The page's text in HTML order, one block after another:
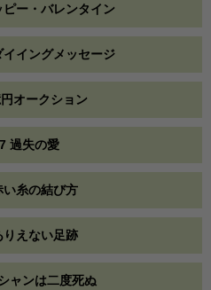
ー・バレンタイン
イングメッセージ
オークション
過失の愛
糸の結び方
えない足跡
ャンは二度死ぬ